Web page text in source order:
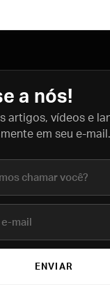
a nós!
artigos, vídeos e
em seu e-mail.
ENVIAR